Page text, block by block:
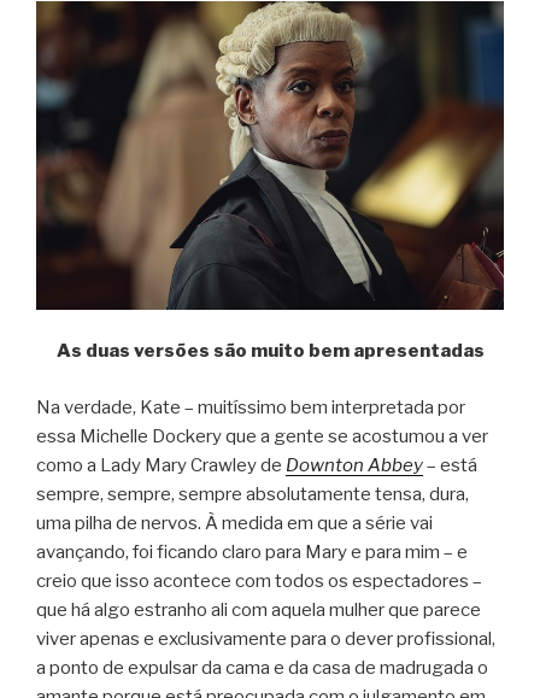
As duas versões são muito bem apresentadas
Na verdade, Kate – muitíssimo bem interpretada por
essa Michelle Dockery que a gente se acostumou a ver
como a Lady Mary Crawley de Downton Abbey– está
sempre, sempre, sempre absolutamente tensa, dura,
uma pilha de nervos. À medida em que a série vai
avançando, foi ficando claro para Mary e para mim – e
creio que isso acontece com todos os espectadores –
que há algo estranho ali com aquela mulher que parece
viver apenas e exclusivamente para o dever profissional,
a ponto de expulsar da cama e da casa de madrugada o